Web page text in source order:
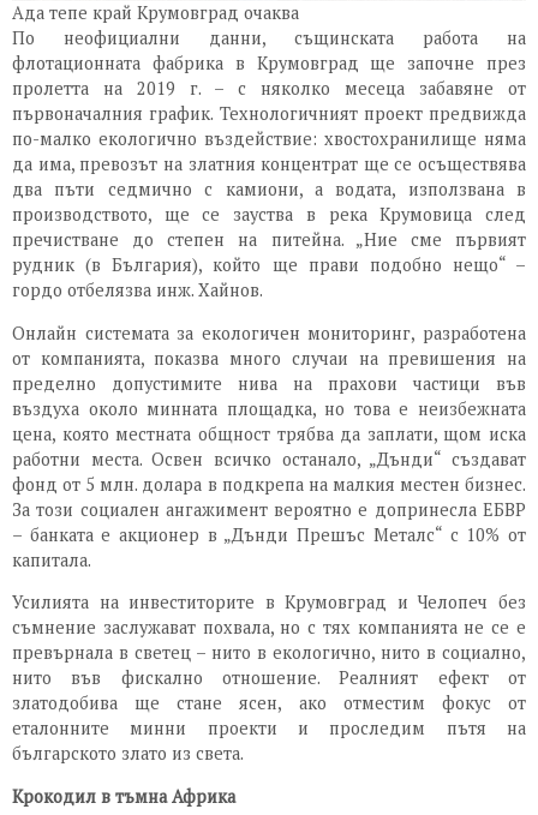
Ада тепе край Крумовград очаква
По неофициални данни, същинската работа на
флотационната фабрика в Крумовград ще започне през
пролетта на 2019 г. – с няколко месеца забавяне от
първоначалния график. Технологичният проект предвижда
по-малко екологично въздействие: хвостохранилище няма
да има, превозът на златния концентрат ще се осъществява
два пъти седмично с камиони, а водата, използвана в
производството, ще се зауства в река Крумовица след
пречистване до степен на питейна. „Ние сме първият
рудник (в България), който ще прави подобно нещо“ –
гордо отбелязва инж. Хайнов.
Онлайн системата за екологичен мониторинг, разработена
от компанията, показва много случаи на превишения на
пределно допустимите нива на прахови частици във
въздуха около минната площадка, но това е неизбежната
цена, която местната общност трябва да заплати, щом иска
работни места. Освен всичко останало, „Дънди“ създават
фонд от 5 млн. долара в подкрепа на малкия местен бизнес.
За този социален ангажимент вероятно е допринесла ЕБВР
– банката е акционер в „Дънди Прешъс Металс“ с 10% от
капитала.
Усилията на инвеститорите в Крумовград и Челопеч без
съмнение заслужават похвала, но с тях компанията не се е
превърнала в светец – нито в екологично, нито в социално,
нито във фискално отношение. Реалният ефект от
златодобива ще стане ясен, ако отместим фокус от
еталонните минни проекти и проследим пътя на
българското злато из света.
Крокодил в тъмна Африка